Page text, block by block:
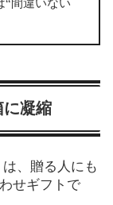
に凝縮
、贈る人にも
せギフトで